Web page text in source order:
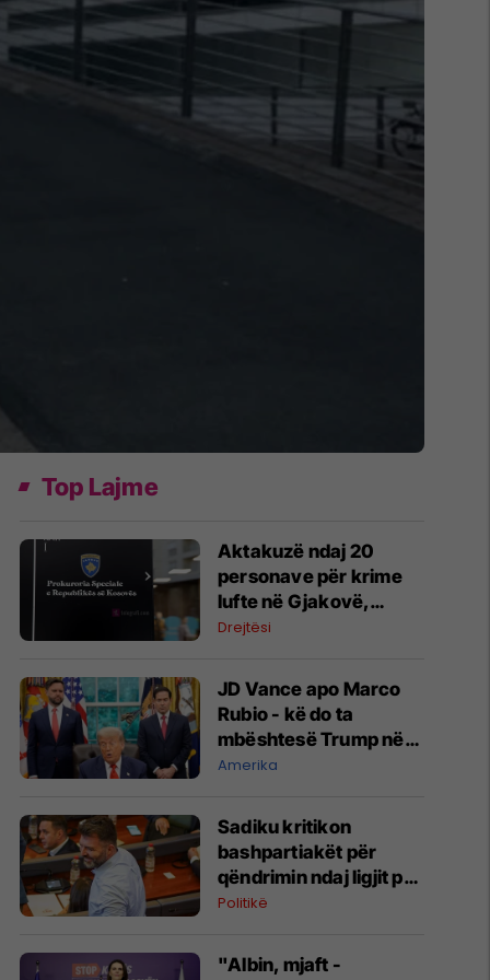
Top Lajme
Aktakuzë ndaj 20
personave për krime
lufte në Gjakovë,
përfshirë Radoiçiqin
Drejtësi
JD Vance apo Marco
Rubio - kë do ta
mbështesë Trump në
zgjedhjet presidenciale
Amerika
Sadiku kritikon
bashpartiakët për
qëndrimin ndaj ligjit për
shtetësinë: Ne është
nuk e bëmë
Politikë
"Albin, mjaft -